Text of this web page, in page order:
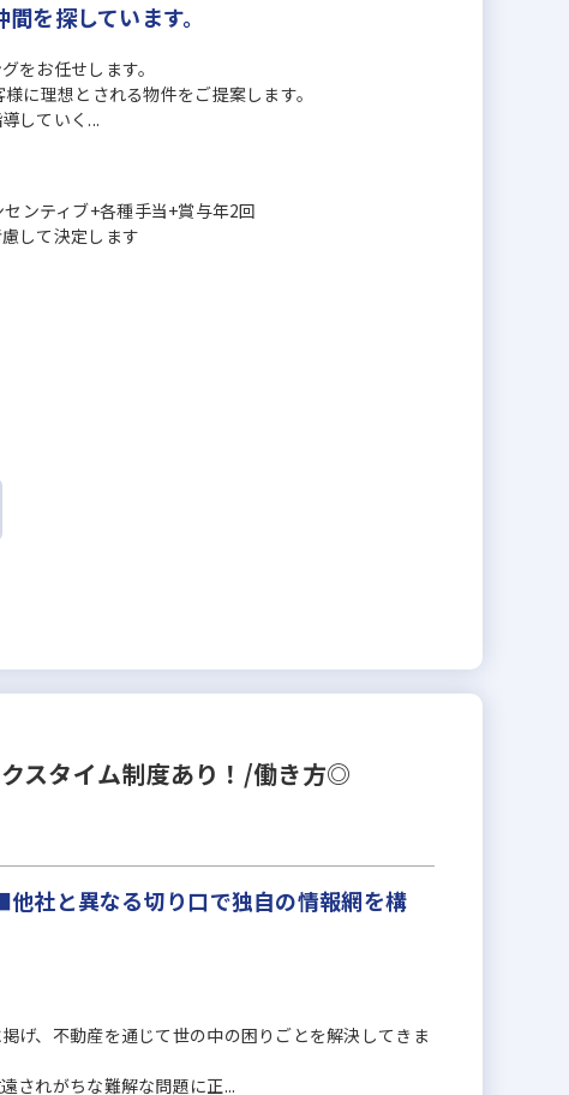
を探しています。
をお任せします。
に理想とされる物件をご提案します。
していく...
ンティブ+各種手当+賞与年2回
して決定します
スタイム制度あり！/働き方◎
社と異なる切り口で独自の情報網を構
げ、不動産を通じて世の中の困りごとを解決してきま
されがちな難解な問題に正...